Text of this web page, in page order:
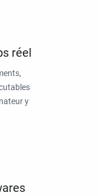
réel
y